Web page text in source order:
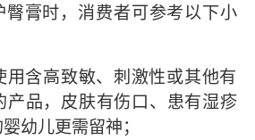
臀膏时，消费者可参考以下小
用含高致敏、刺激性或其他有
产品，皮肤有伤口、患有湿疹
幼儿更需留神；